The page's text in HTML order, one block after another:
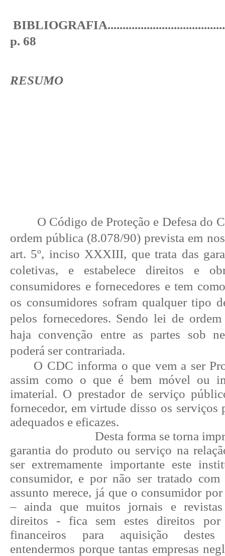
BIBLIOGRAFIA
p. 68
RESUMO
O Código de Proteção e Defesa do
ordem pública (8.078/90) prevista em
art. 5º, inciso XXXIII, que trata das
coletivas, e estabelece direitos e
consumidores e fornecedores e tem
os consumidores sofram qualquer tipo
pelos fornecedores. Sendo lei de
haja convenção entre as partes sob
poderá ser contrariada.
O CDC informa o que vem a ser
assim como o que é bem móvel ou
imaterial. O prestador de serviço
fornecedor, em virtude disso os serviços
adequados e eficazes.
Desta forma se torna
garantia do produto ou serviço na
ser extremamente importante este
consumidor, e por não ser tratado
assunto merece, já que o consumidor
– ainda que muitos jornais e revistas
direitos - fica sem estes direitos por
financeiros para aquisição
entendermos porque tantas empresas